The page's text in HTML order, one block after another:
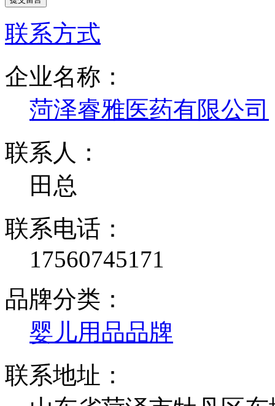
联系方式
企业名称：
菏泽睿雅医药有限公司
联系人：
田总
联系电话：
17560745171
品牌分类：
婴儿用品品牌
联系地址：